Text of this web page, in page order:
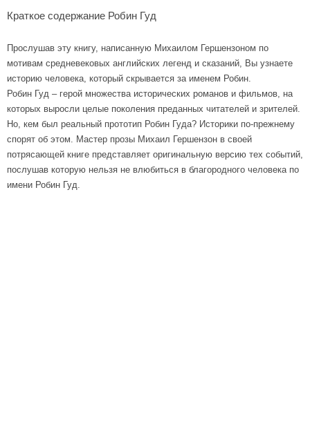
Краткое содержание Робин Гуд
Прослушав эту книгу, написанную Михаилом Гершензоном по
мотивам средневековых английских легенд и сказаний, Вы узнаете
историю человека, который скрывается за именем Робин.
Робин Гуд – герой множества исторических романов и фильмов, на
которых выросли целые поколения преданных читателей и зрителей.
Но, кем был реальный прототип Робин Гуда? Историки по-прежнему
спорят об этом. Мастер прозы Михаил Гершензон в своей
потрясающей книге представляет оригинальную версию тех событий,
послушав которую нельзя не влюбиться в благородного человека по
имени Робин Гуд.